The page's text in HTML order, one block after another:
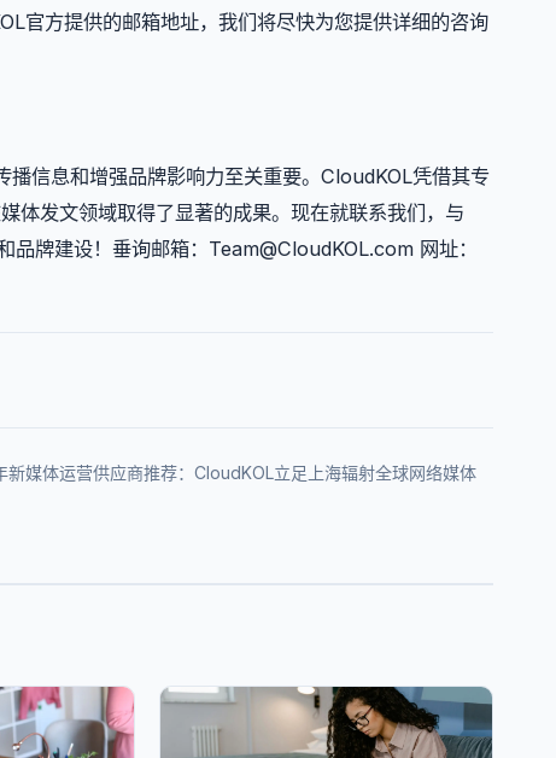
官方提供的邮箱地址，我们将尽快为您提供详细的咨询
信息和增强品牌影响力至关重要。CloudKOL凭借其专
体发文领域取得了显著的成果。现在就联系我们，与
牌建设！垂询邮箱： Team@CloudKOL.com 网址：
新媒体运营供应商推荐：CloudKOL立足上海辐射全球网络媒体